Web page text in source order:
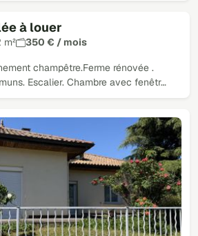
à louer
m² 350 € / mois
champêtre.Ferme rénovée .
Escalier. Chambre avec fenêtr…